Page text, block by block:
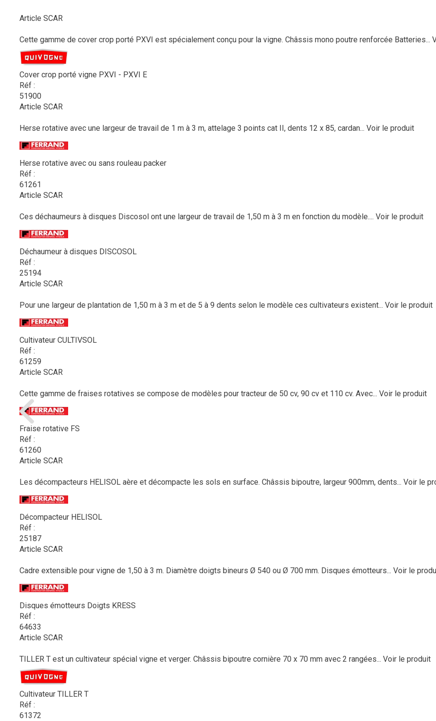
Article SCAR
Cette gamme de cover crop porté PXVI est spécialement conçu pour la vigne. Châssis mono poutre renforcée Batteries...
Cover crop porté vigne PXVI - PXVI E
Réf :
51900
Article SCAR
Herse rotative avec une largeur de travail de 1 m à 3 m, attelage 3 points cat II, dents 12 x 85, cardan... Voir le produit
Herse rotative avec ou sans rouleau packer
Réf :
61261
Article SCAR
Ces déchaumeurs à disques Discosol ont une largeur de travail de 1,50 m à 3 m en fonction du modèle.... Voir le produit
Déchaumeur à disques DISCOSOL
Réf :
25194
Article SCAR
Pour une largeur de plantation de 1,50 m à 3 m et de 5 à 9 dents selon le modèle ces cultivateurs existent... Voir le produit
Cultivateur CULTIVSOL
Réf :
61259
Article SCAR
Cette gamme de fraises rotatives se compose de modèles pour tracteur de 50 cv, 90 cv et 110 cv. Avec... Voir le produit
Fraise rotative FS
Réf :
61260
Article SCAR
Les décompacteurs HELISOL aère et décompacte les sols en surface. Châssis bipoutre, largeur 900mm, dents... Voir le
Décompacteur HELISOL
Réf :
25187
Article SCAR
Cadre extensible pour vigne de 1,50 à 3 m. Diamètre doigts bineurs Ø 540 ou Ø 700 mm. Disques émotteurs... Voir le
Disques émotteurs Doigts KRESS
Réf :
64633
Article SCAR
TILLER T est un cultivateur spécial vigne et verger. Châssis bipoutre cornière 70 x 70 mm avec 2 rangées... Voir le produit
Cultivateur TILLER T
Réf :
61372